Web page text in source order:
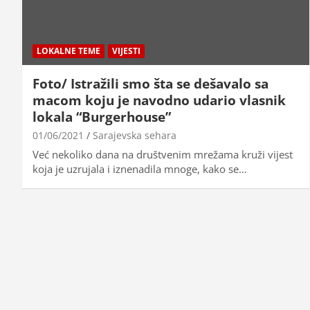
LOKALNE TEME VIJESTI
Foto/ Istražili smo šta se dešavalo sa
macom koju je navodno udario vlasnik
lokala “Burgerhouse”
01/06/2021 Sarajevska sehara
Već nekoliko dana na društvenim mrežama kruži vijest
koja je uzrujala i iznenadila mnoge, kako se…